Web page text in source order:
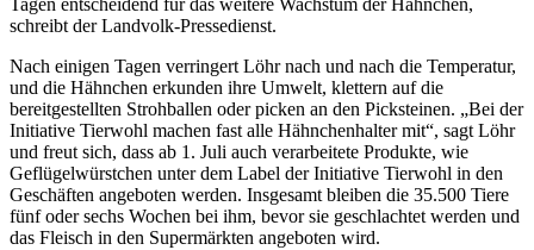
Tagen entscheidend für das weitere Wachstum der Hähnchen,
schreibt der Landvolk-Pressedienst.
Nach einigen Tagen verringert Löhr nach und nach die Temperatur,
und die Hähnchen erkunden ihre Umwelt, klettern auf die
bereitgestellten Strohballen oder picken an den Picksteinen. „Bei der
Initiative Tierwohl machen fast alle Hähnchenhalter mit“, sagt Löhr
und freut sich, dass ab 1. Juli auch verarbeitete Produkte, wie
Geflügelwürstchen unter dem Label der Initiative Tierwohl in den
Geschäften angeboten werden. Insgesamt bleiben die 35.500 Tiere
fünf oder sechs Wochen bei ihm, bevor sie geschlachtet werden und
das Fleisch in den Supermärkten angeboten wird.